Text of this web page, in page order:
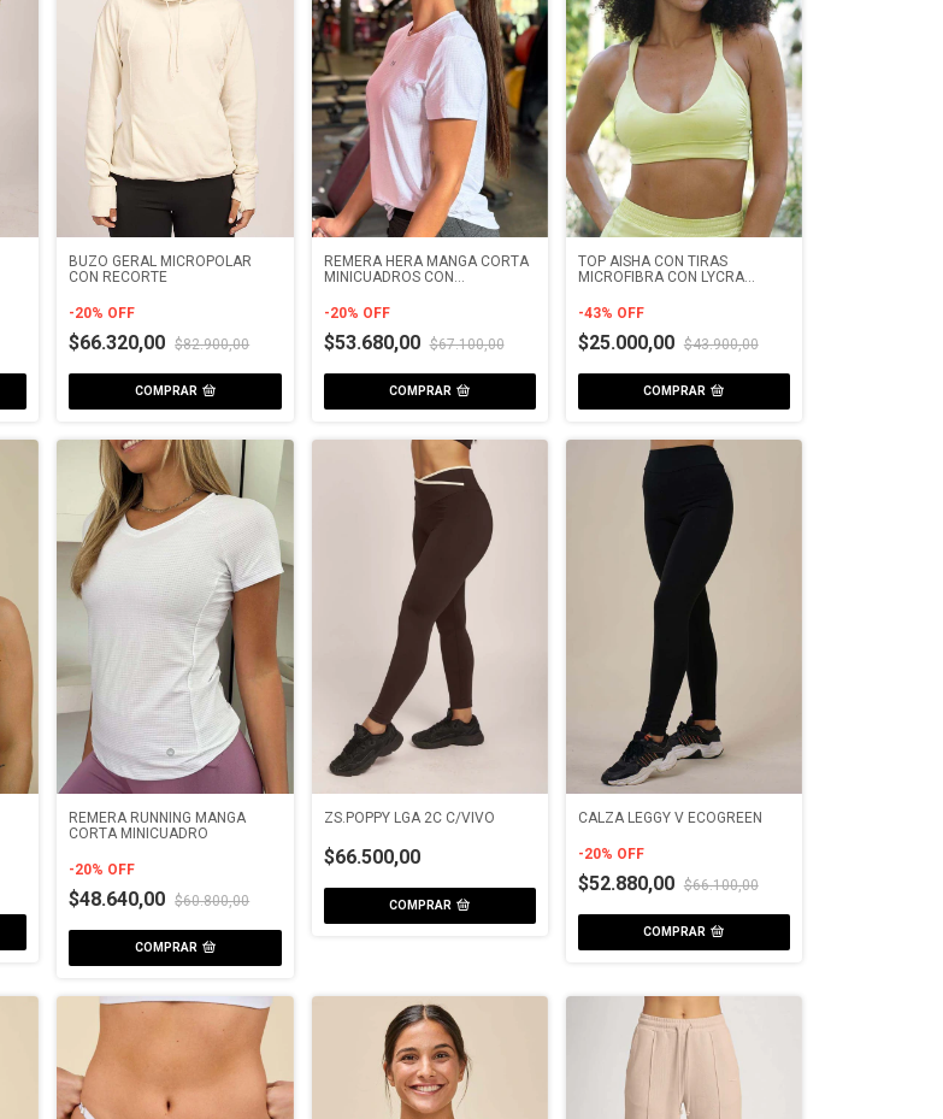
BUZO GERAL MICROPOLAR
CON RECORTE
-20% OFF
$66.320,00 $82.900,00
COMPRAR
REMERA HERA MANGA CORTA
MINICUADROS CON
-20% OFF
$53.680,00 $67.100,00
COMPRAR
TOP AISHA CON TIRAS
MICROFIBRA CON LYCRA
-43% OFF
$25.000,00 $43.900,00
COMPRAR
REMERA RUNNING MANGA
CORTA MINICUADRO
-20% OFF
$48.640,00 $60.800,00
COMPRAR
ZS.POPPY LGA 2C C/VIVO
$66.500,00
COMPRAR
CALZA LEGGY V ECOGREEN
-20% OFF
$52.880,00 $66.100,00
COMPRAR